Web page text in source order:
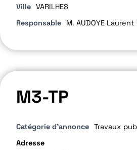
Ville VARILHES
Responsable
M. AUDOYE Laurent
M3-TP
Catégorie d'annonce Travaux
Adresse